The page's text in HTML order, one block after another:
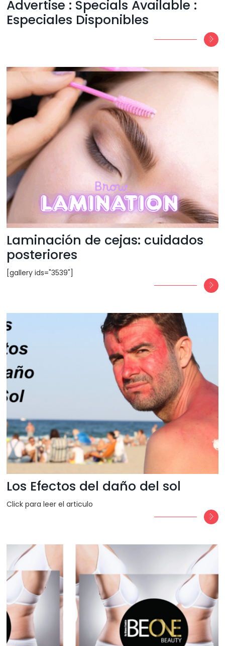
Advertise : Specials Available :
Especiales Disponibles
Laminación de cejas: cuidados
posteriores
[gallery ids="3539"]
Los Efectos del daño del sol
Click para leer el articulo